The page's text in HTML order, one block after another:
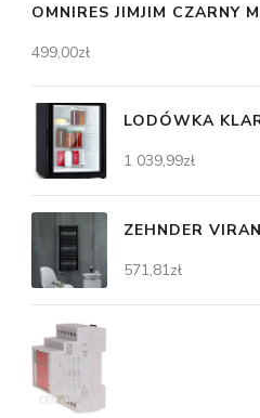
OMNIRES JIMJIM CZARNY
499,00zł
LODÓWKA
1 039,99zł
ZEHNDER
571,81zł